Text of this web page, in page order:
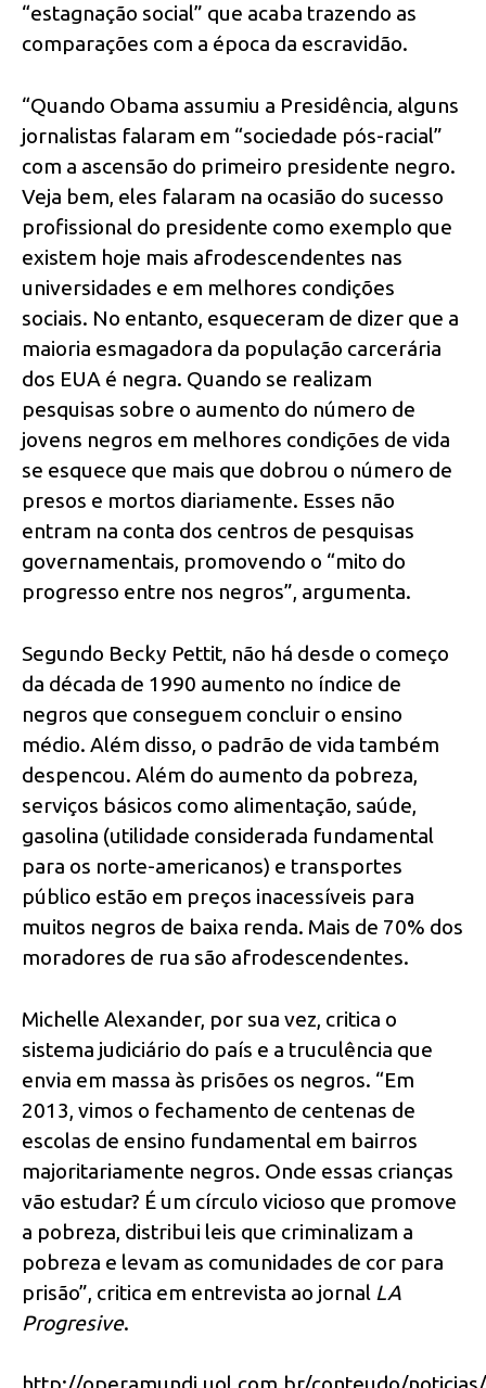
“estagnação social” que acaba trazendo as
comparações com a época da escravidão.
“Quando Obama assumiu a Presidência, alguns
jornalistas falaram em “sociedade pós-racial”
com a ascensão do primeiro presidente negro.
Veja bem, eles falaram na ocasião do sucesso
profissional do presidente como exemplo que
existem hoje mais afrodescendentes nas
universidades e em melhores condições
sociais. No entanto, esqueceram de dizer que a
maioria esmagadora da população carcerária
dos EUA é negra. Quando se realizam
pesquisas sobre o aumento do número de
jovens negros em melhores condições de vida
se esquece que mais que dobrou o número de
presos e mortos diariamente. Esses não
entram na conta dos centros de pesquisas
governamentais, promovendo o “mito do
progresso entre nos negros”, argumenta.
Segundo Becky Pettit, não há desde o começo
da década de 1990 aumento no índice de
negros que conseguem concluir o ensino
médio. Além disso, o padrão de vida também
despencou. Além do aumento da pobreza,
serviços básicos como alimentação, saúde,
gasolina (utilidade considerada fundamental
para os norte-americanos) e transportes
público estão em preços inacessíveis para
muitos negros de baixa renda. Mais de 70% dos
moradores de rua são afrodescendentes.
Michelle Alexander, por sua vez, critica o
sistema judiciário do país e a truculência que
envia em massa às prisões os negros. “Em
2013, vimos o fechamento de centenas de
escolas de ensino fundamental em bairros
majoritariamente negros. Onde essas crianças
vão estudar? É um círculo vicioso que promove
a pobreza, distribui leis que criminalizam a
pobreza e levam as comunidades de cor para
prisão”, critica em entrevista ao jornal LA
Progresive.